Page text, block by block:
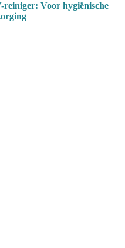
reiniger: Voor hygiënische